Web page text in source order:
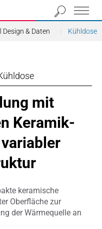
Design & Daten Kühldose
mit
Keramik-
keramische
Oberfläche zur
der Wärmequelle an